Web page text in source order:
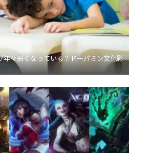
年々弱くなっている？ドーパミン文化影